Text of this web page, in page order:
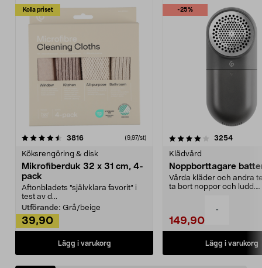
-
Kolla priset
3816recensioner (9,97/st)
Köksrengöring & disk
Mikrofiberduk 32 x 31 cm, 4-
pack
Aftonbladets "självklara favorit” i
test av d...
Utförande: Grå/beige
39,90
Lägg i varukorg
-25%
4.0av 5 stjärnor 3254
Klädvård
Noppborttagare
Vårda kläder och andra
ta bort noppor och ludd.
149,90
Lägg i varukorg
4.5av 5 stjärnor